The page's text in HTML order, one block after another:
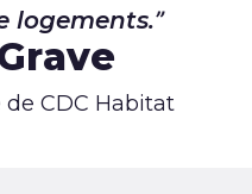
logements.
CDC Habitat